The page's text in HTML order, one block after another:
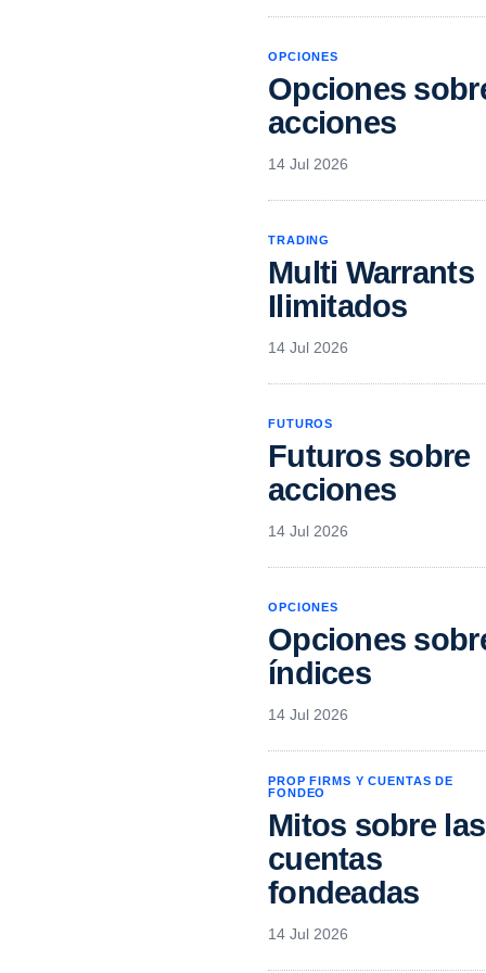
OPCIONES
Opciones
acciones
14 Jul 2026
TRADING
Multi Warrants
Ilimitados
14 Jul 2026
FUTUROS
Futuros sobre
acciones
14 Jul 2026
OPCIONES
Opciones
índices
14 Jul 2026
PROP FIRMS Y CUENTAS DE
FONDEO
Mitos sobre las
cuentas
fondeadas
14 Jul 2026